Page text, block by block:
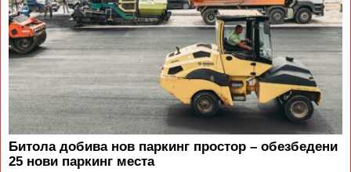
Битола добива нов паркинг простор – обезбедени
25 нови паркинг места